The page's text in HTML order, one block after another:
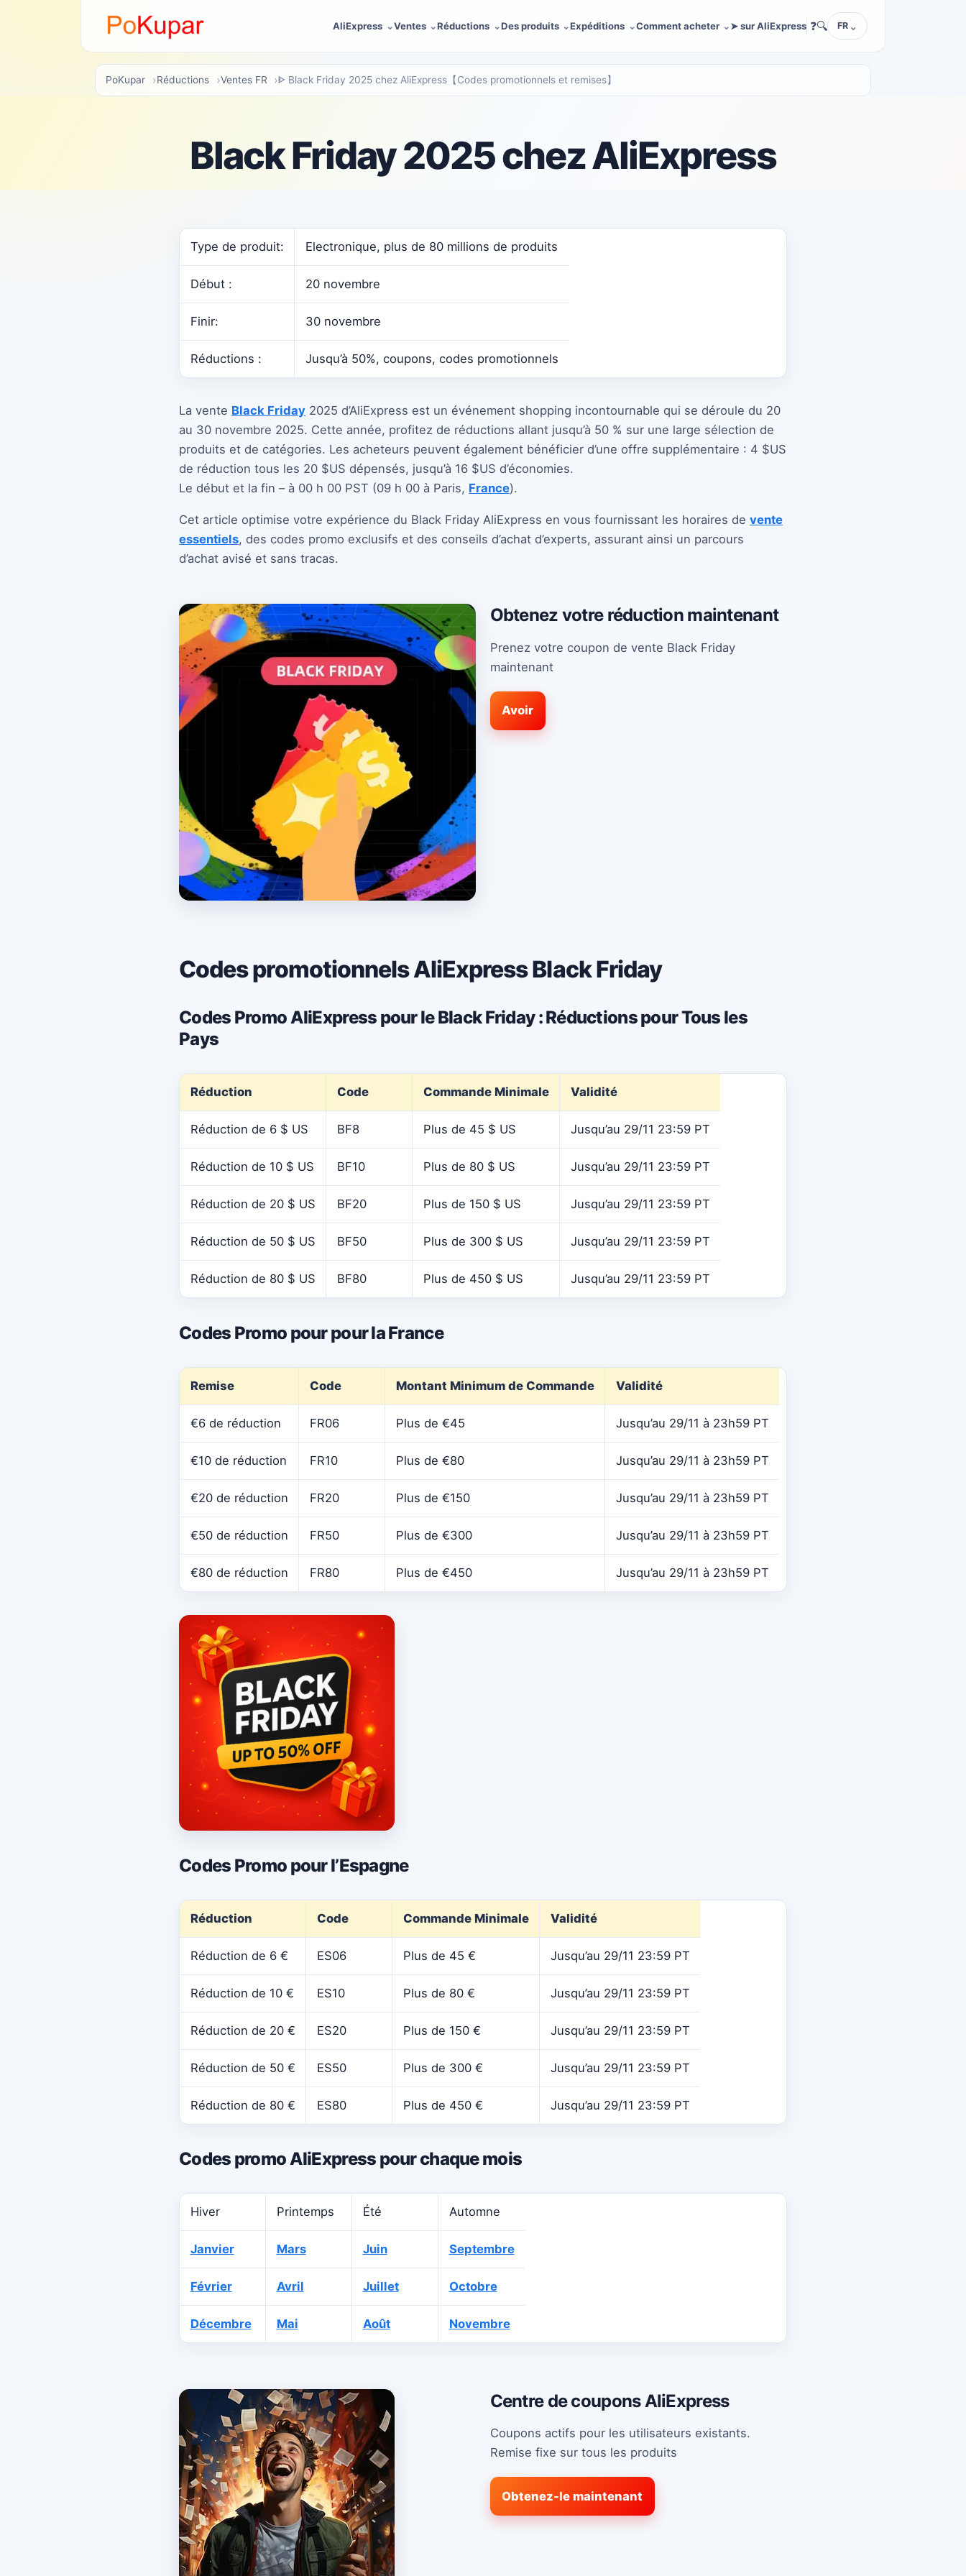
AliExpress Ventes Réductions Des produits Expéditions Comment acheter ➤ sur AliExpress ❓🔍 FR
PoKupar Réductions Ventes FR ᐈ Black Friday 2025 chez AliExpress【Codes promotionnels et remises】
Black Friday 2025 chez AliExpress
Type de produit: Electronique, plus de 80 millions de produits
Début : 20 novembre
Finir: 30 novembre
Réductions : Jusqu’à 50%, coupons, codes promotionnels
La vente Black Friday 2025 d’AliExpress est un événement shopping incontournable qui se déroule du 20
au 30 novembre 2025. Cette année, profitez de réductions allant jusqu’à 50 % sur une large sélection de
produits et de catégories. Les acheteurs peuvent également bénéficier d’une offre supplémentaire : 4 $US
de réduction tous les 20 $US dépensés, jusqu’à 16 $US d’économies.
Le début et la fin – à 00 h 00 PST (09 h 00 à Paris, France).
Cet article optimise votre expérience du Black Friday AliExpress en vous fournissant les horaires devente
essentiels, des codes promo exclusifs et des conseils d’achat d’experts, assurant ainsi un parcours
d’achat avisé et sans tracas.
Obtenez votre réduction maintenant
Prenez votre coupon de vente Black Friday
maintenant
Avoir
Codes promotionnels AliExpress Black Friday
Codes Promo AliExpress pour le Black Friday : Réductions pour Tous les
Pays
Réduction Code Commande Minimale Validité
Réduction de 6 $ US BF8 Plus de 45 $ US Jusqu’au 29/11 23:59 PT
Réduction de 10 $ US BF10 Plus de 80 $ US Jusqu’au 29/11 23:59 PT
Réduction de 20 $ US BF20 Plus de 150 $ US Jusqu’au 29/11 23:59 PT
Réduction de 50 $ US BF50 Plus de 300 $ US Jusqu’au 29/11 23:59 PT
Réduction de 80 $ US BF80 Plus de 450 $ US Jusqu’au 29/11 23:59 PT
Codes Promo pour pour la France
Remise Code Montant Minimum de Commande Validité
€6 de réduction FR06 Plus de €45 Jusqu’au 29/11 à 23h59 PT
€10 de réduction FR10 Plus de €80 Jusqu’au 29/11 à 23h59 PT
€20 de réduction FR20 Plus de €150 Jusqu’au 29/11 à 23h59 PT
€50 de réduction FR50 Plus de €300 Jusqu’au 29/11 à 23h59 PT
€80 de réduction FR80 Plus de €450 Jusqu’au 29/11 à 23h59 PT
Codes Promo pour l’Espagne
Réduction Code Commande Minimale Validité
Réduction de 6 € ES06 Plus de 45 € Jusqu’au 29/11 23:59 PT
Réduction de 10 € ES10 Plus de 80 € Jusqu’au 29/11 23:59 PT
Réduction de 20 € ES20 Plus de 150 € Jusqu’au 29/11 23:59 PT
Réduction de 50 € ES50 Plus de 300 € Jusqu’au 29/11 23:59 PT
Réduction de 80 € ES80 Plus de 450 € Jusqu’au 29/11 23:59 PT
Codes promo AliExpress pour chaque mois
Hiver Printemps Été Automne
Janvier Mars Juin Septembre
Février Avril Juillet Octobre
Décembre Mai Août Novembre
Centre de coupons AliExpress
Coupons actifs pour les utilisateurs existants.
Remise fixe sur tous les produits
Obtenez-le maintenant